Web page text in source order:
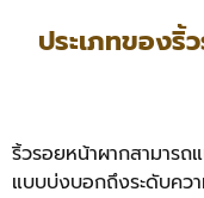
ประเภทของริ้
ริ้วรอยหน้าผากสามาร
แบบบ่งบอกถึงระดับคว